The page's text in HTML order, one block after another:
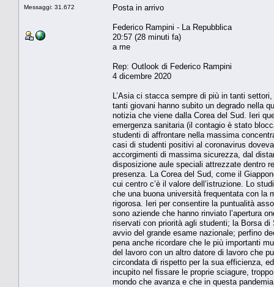
Messaggi: 31.672
Posta in arrivo
Federico Rampini - La Repubblica
20:57 (28 minuti fa)
a me
Rep: Outlook di Federico Rampini
4 dicembre 2020
L’Asia ci stacca sempre di più in tanti
tanti giovani hanno subito un degrado nella
notizia che viene dalla Corea del Sud. Ieri
emergenza sanitaria (il contagio è stato
studenti di affrontare nella massima
casi di studenti positivi al coronavirus
accorgimenti di massima sicurezza, dal
disposizione aule speciali attrezzate dentro
presenza. La Corea del Sud, come il
cui centro c’è il valore dell’istruzione. Lo
che una buona università frequentata con la
rigorosa. Ieri per consentire la puntualità
sono aziende che hanno rinviato l’apertura
riservati con priorità agli studenti; la Borsa di
avvio del grande esame nazionale; perfino
pena anche ricordare che le più importanti
del lavoro con un altro datore di lavoro che
circondata di rispetto per la sua efficienza,
incupito nel fissare le proprie sciagure,
mondo che avanza e che in questa